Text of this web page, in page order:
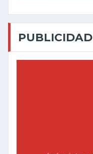
PUBLICIDAD